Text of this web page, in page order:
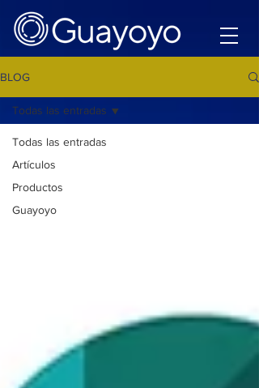
BLOG
Todas las entradas
Artículos
Productos
Guayoyo
Todas las entradas